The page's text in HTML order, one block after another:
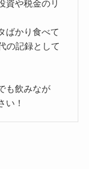
資や税金のリ
ばかり食べて
の記録として
も飲みなが
い！